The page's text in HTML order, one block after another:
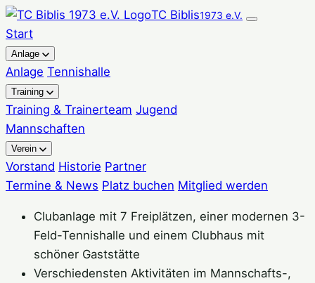
Zum
Inhalt
springen
TC Biblis1973 e.V.
Start
Anlage
Anlage Tennishalle
Training
Training & Trainerteam Jugend
Mannschaften
Verein
Vorstand Historie Partner
Termine & News Platz buchen Mitglied werden
Clubanlage mit 7 Freiplätzen, einer modernen 3-
Feld-Tennishalle und einem Clubhaus mit
schöner Gaststätte
Verschiedensten Aktivitäten im Mannschafts-,